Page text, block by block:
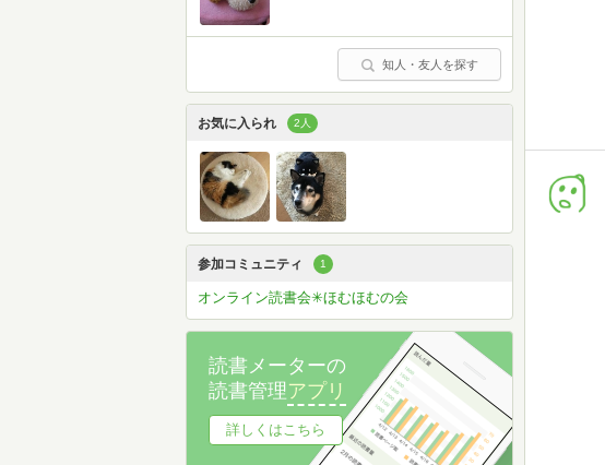
知人・友人を探す
お気に入られ 2人
参加コミュニティ 1
オンライン読書会✳︎ほむほむの会
読書メーターの
読書管理アプリ
詳しくはこちら